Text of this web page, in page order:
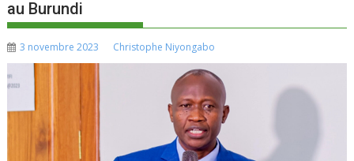
au Burundi
3 novembre 2023 Christophe Niyongabo